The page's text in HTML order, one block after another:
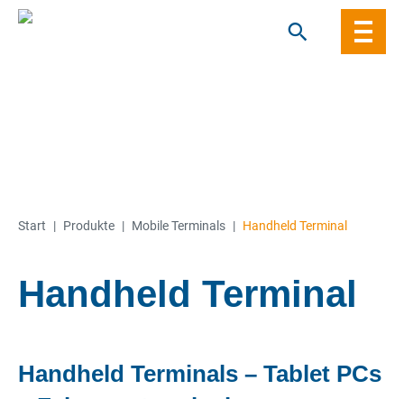
Start | Produkte | Mobile Terminals | Handheld Terminal
Handheld Terminal
Handheld Terminals – Tablet PCs